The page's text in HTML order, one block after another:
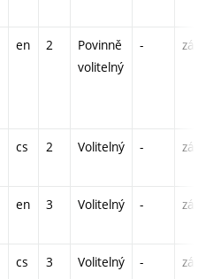
en 2
Povinně
volitelný
- zá
cs 2 Volitelný - zá
en 3 Volitelný - zá,zk
cs 3 Volitelný - zá